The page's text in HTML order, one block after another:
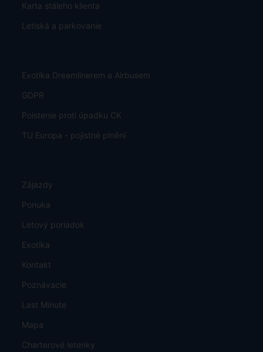
Karta stáleho klienta
Letiská a parkovanie
Exotika Dreamlinerem a Airbusem
GDPR
Poistenie proti úpadku CK
TU Europa - pojistné plnění
Zájazdy
Ponuka
Letový poriadok
Exotika
Kontakt
Poznávacie
Last Minute
Mapa
Charterové letenky